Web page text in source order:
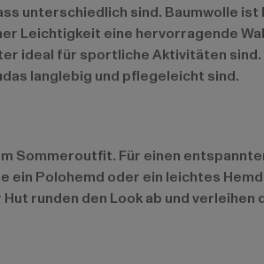
unterschiedlich sind. Baumwolle
Leichtigkeit eine hervorragende
ideal für sportliche Aktivitäten
langlebig und pflegeleicht sind.
Sommeroutfit. Für einen
Polohemd oder ein leichtes
runden den Look ab und